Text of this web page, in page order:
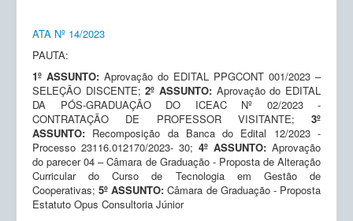
ATA Nº 14/2023
PAUTA:
1º ASSUNTO: Aprovação do EDITAL PPGCONT 001/2023 –
SELEÇÃO DISCENTE;2º ASSUNTO: Aprovação do EDITAL
DA PÓS-GRADUAÇÃO DO ICEAC Nº 02/2023 -
CONTRATAÇÃO DE PROFESSOR VISITANTE; 3º
ASSUNTO: Recomposição da Banca do Edital 12/2023 -
Processo 23116.012170/2023- 30; 4º ASSUNTO: Aprovação
do parecer 04 – Câmara de Graduação - Proposta de Alteração
Curricular do Curso de Tecnologia em Gestão de
Cooperativas;5º ASSUNTO:Câmara de Graduação - Proposta
Estatuto Opus Consultoria Júnior